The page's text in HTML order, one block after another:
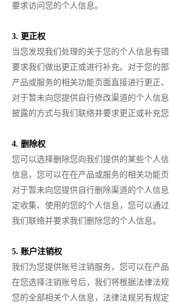
要求访问您的个人信息。
3. 更正权
当您发现我们处理的关于您的个人信息有
要求我们做出更正或进行补充。对于您的
产品或服务的相关功能页面直接进行更正、
对于暂未向您提供自行修改渠道的个人信
披露的方式与我们联络并要求更正或补充您
4. 删除权
您可以选择删除您向我们提供的某些个人
信息，您可以在在产品或服务的相关功能页
对于暂未向您提供自行删除渠道的个人信
定收集、使用的您的个人信息，您可以通
我们联络并要求我们删除您的个人信息。
5. 账户注销权
我们为您提供账号注销服务，您可以在产
在您选择注销账号后，我们将根据法律法
您的全部相关个人信息，法律法规另有规定